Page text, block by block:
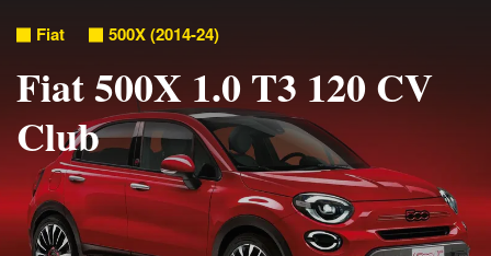
Fiat 500X (2014-24)
Fiat 500X 1.0 T3 120 CV
Club